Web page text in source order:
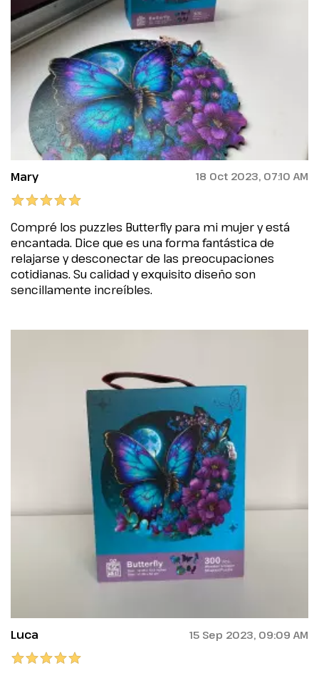
Mary 18 Oct 2023, 07:10 AM
Compré los puzzles Butterfly para mi mujer y está
encantada. Dice que es una forma fantástica de
relajarse y desconectar de las preocupaciones
cotidianas. Su calidad y exquisito diseño son
sencillamente increíbles.
Luca 15 Sep 2023, 09:09 AM